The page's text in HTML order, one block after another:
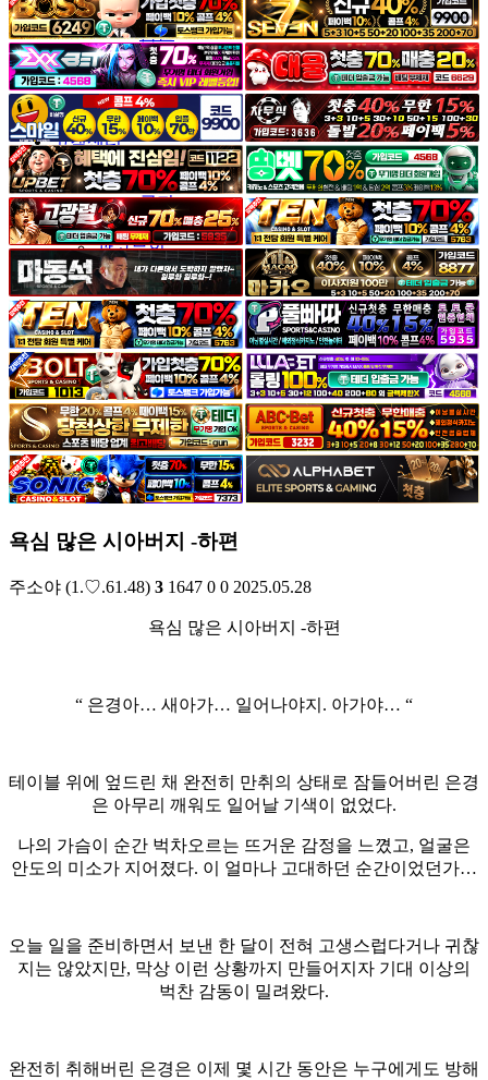
후방주의
움짤
스포츠
기타
야썰
고객센터
공지&이벤트
공지
1:1문의
광고문의
욕심 많은 시아버지 -하편
주소야 (1.♡.61.48) 3 1647 0 0 2025.05.28
욕심 많은 시아버지 -하편
“ 은경아… 새아가… 일어나야지. 아가야… “
테이블 위에 엎드린 채 완전히 만취의 상태로 잠들어버린 은경
은 아무리 깨워도 일어날 기색이 없었다.
나의 가슴이 순간 벅차오르는 뜨거운 감정을 느꼈고, 얼굴은
안도의 미소가 지어졌다. 이 얼마나 고대하던 순간이었던가…
오늘 일을 준비하면서 보낸 한 달이 전혀 고생스럽다거나 귀찮
지는 않았지만, 막상 이런 상황까지 만들어지자 기대 이상의
벅찬 감동이 밀려왔다.
완전히 취해버린 은경은 이제 몇 시간 동안은 누구에게도 방해